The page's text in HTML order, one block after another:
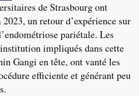
de Strasbourg ont
un retour d’expérience sur
pariétale. Les
impliqués dans cette
Gangi en tête, ont vanté les
efficiente et générant peu